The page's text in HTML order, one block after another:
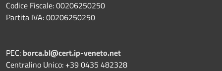
Codice Fiscale: 00206250250
Partita IVA: 00206250250
PEC: borca.bl@cert.ip-veneto.net
Centralino Unico: +39 0435 482328